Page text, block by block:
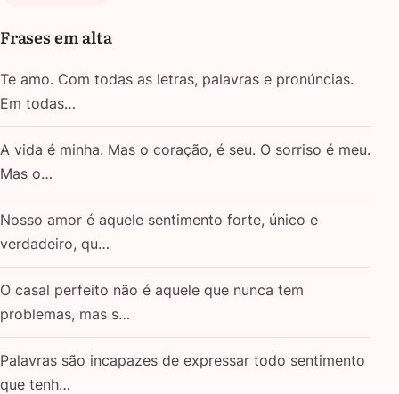
Frases em alta
Te amo. Com todas as letras, palavras e pronúncias.
Em todas…
A vida é minha. Mas o coração, é seu. O sorriso é meu.
Mas o…
Nosso amor é aquele sentimento forte, único e
verdadeiro, qu…
O casal perfeito não é aquele que nunca tem
problemas, mas s…
Palavras são incapazes de expressar todo sentimento
que tenh…